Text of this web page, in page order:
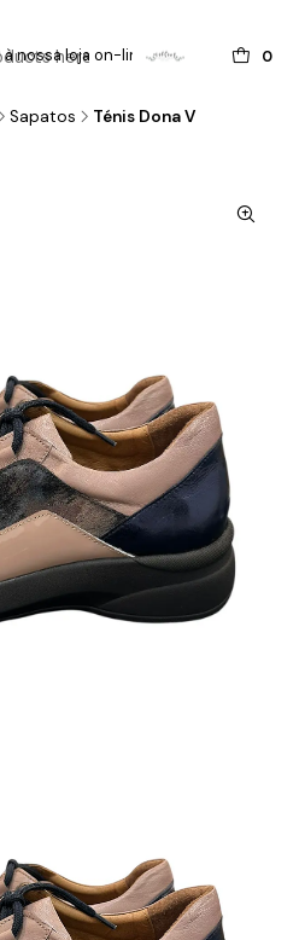
0
à nossa loja on-line !
Sapatos Ténis Dona V